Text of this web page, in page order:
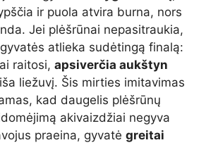
ir puola atvira burna, nors
Jei plėšrūnai nepasitraukia,
atlieka sudėtingą finalą:
raitosi, apsiverčia aukštyn
liežuvį. Šis mirties imitavimas
kad daugelis plėšrūnų
akivaizdžiai negyva
praeina, gyvatė greitai